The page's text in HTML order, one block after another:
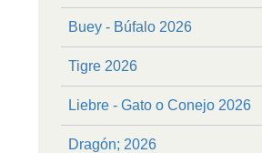
Buey - Búfalo 2026
Tigre 2026
Liebre - Gato o Conejo 2026
Dragón; 2026